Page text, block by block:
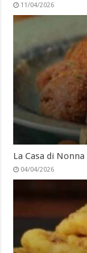
11/04/2026
La Casa di
04/04/2026